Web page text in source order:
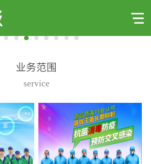
业务范围
service